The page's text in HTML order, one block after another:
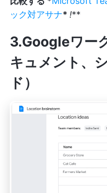
ック対アサナ* !**
3.Googleワー
キュメント、
ド）